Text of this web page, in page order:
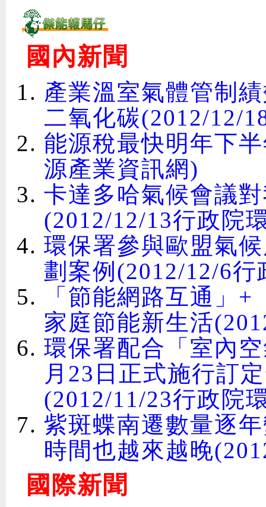
國內新聞
產業溫室氣體管制
二氧化碳(2012/12/
能源稅最快明年下
源產業資訊網)
卡達多哈氣候會議
(2012/12/13行政院
環保署參與歐盟氣
劃案例(2012/12/6
「節能網路互通」
家庭節能新生活
環保署配合「室內
月23日正式施行訂
(2012/11/23行政院
紫斑蝶南遷數量逐
時間也越來越晚
國際新聞